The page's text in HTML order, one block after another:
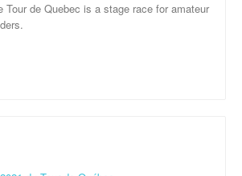
Tour de Quebec is a stage race for amateur